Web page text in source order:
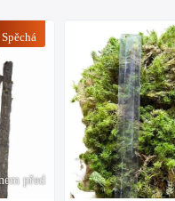
před
Spěchá